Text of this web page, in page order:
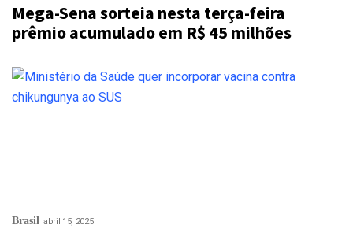
Mega-Sena sorteia nesta terça-feira
prêmio acumulado em R$ 45 milhões
Brasil abril 15, 2025